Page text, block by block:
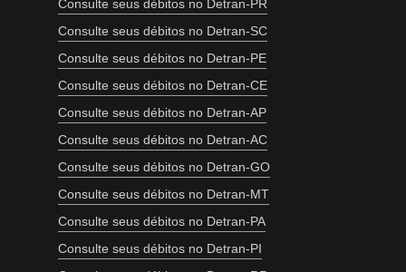
Consulte seus débitos no Detran-PR
Consulte seus débitos no Detran-SC
Consulte seus débitos no Detran-PE
Consulte seus débitos no Detran-CE
Consulte seus débitos no Detran-AP
Consulte seus débitos no Detran-AC
Consulte seus débitos no Detran-GO
Consulte seus débitos no Detran-MT
Consulte seus débitos no Detran-PA
Consulte seus débitos no Detran-PI